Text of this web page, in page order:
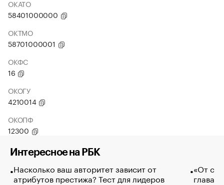
ОКАТО
58401000000
ОКТМО
58701000001
ОКФС
16
ОКОГУ
4210014
ОКОПФ
12300
Интересное на РБК
Насколько ваш авторитет зависит от
атрибутов престижа? Тест для лидеров
«От
глава